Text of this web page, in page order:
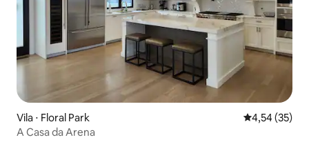
Vila ⋅ Floral Park 4,54 de uma
4,54 (35)
A Casa da Arena